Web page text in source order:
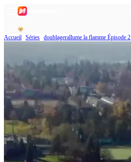
Accueil Séries doublagerallume la flamme Épisode 2